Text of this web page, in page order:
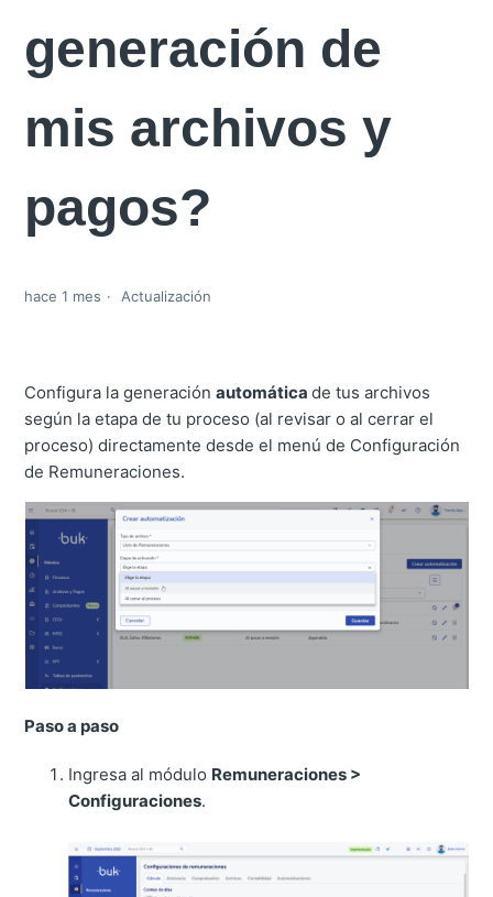
generación de
mis archivos y
pagos?
hace 1 mes Actualización
Configura la generaciónautomáticade tus archivos
según la etapa de tu proceso (al revisar o al cerrar el
proceso) directamente desde el menú de Configuración
de Remuneraciones.
Paso a paso
Ingresa al módulo Remuneraciones >
Configuraciones.